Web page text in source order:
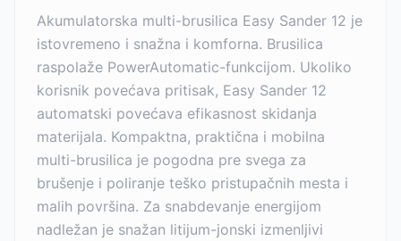
Akumulatorska multi-brusilica Easy Sander 12 je
istovremeno i snažna i komforna. Brusilica
raspolaže PowerAutomatic-funkcijom. Ukoliko
korisnik povećava pritisak, Easy Sander 12
automatski povećava efikasnost skidanja
materijala. Kompaktna, praktična i mobilna
multi-brusilica je pogodna pre svega za
brušenje i poliranje teško pristupačnih mesta i
malih površina. Za snabdevanje energijom
nadležan je snažan litijum-jonski izmenljivi